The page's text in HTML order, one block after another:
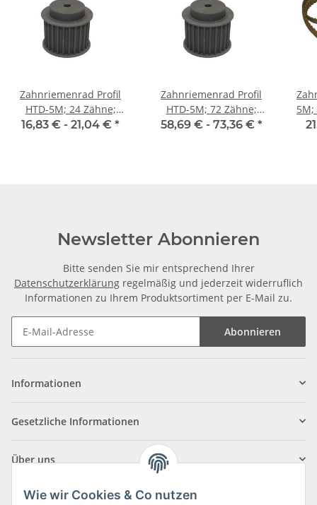
Zahnriemenrad Profil
HTD-5M; 24 Zähne;
Riemenbreite 25 mm
16,83 € - 21,04 € *
Zahnriemenrad Profil
HTD-5M; 72 Zähne;
Riemenbreite 25 mm
58,69 € - 73,36 € *
5M;
Newsletter Abonnieren
Bitte senden Sie mir entsprechend Ihrer
Datenschutzerklärung regelmäßig und jederzeit widerruflich
Informationen zu Ihrem Produktsortiment per E-Mail zu.
Abonnieren
Informationen
Gesetzliche Informationen
Über uns
Wie wir Cookies & Co nutzen